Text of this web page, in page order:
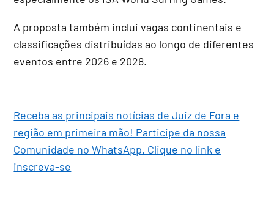
A proposta também inclui vagas continentais e
classificações distribuídas ao longo de diferentes
eventos entre 2026 e 2028.
Receba as principais notícias de Juiz de Fora e
região em primeira mão! Participe da nossa
Comunidade no WhatsApp. Clique no link e
inscreva-se